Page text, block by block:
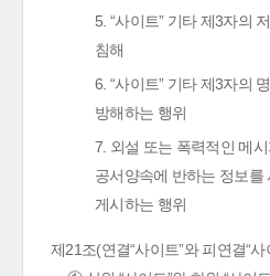
5. “사이트” 기타 제3자의
침해
6. “사이트” 기타 제3자의
방해하는 행위
7. 외설 또는 폭력적인 메
공서양속에 반하는 정보를
게시하는 행위
제21조(연결“사이트”와 피연결“